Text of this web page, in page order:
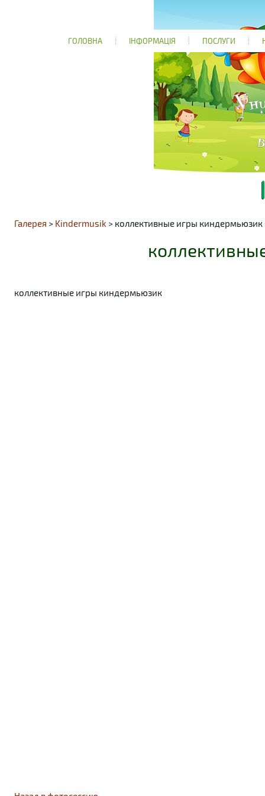
ГОЛОВНА ІНФОРМАЦІЯ ПОСЛУГИ
Галерея > Kindermusik > коллективные игры киндермьюзик
коллективные игры киндермьюзик